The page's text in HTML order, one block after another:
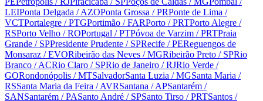
LEIPonta Delgada / AZOPonta Grossa / PRPonte de Lima /
VCTPortalegre / PTGPortimão / FARPorto / PRTPorto Alegre /
RSPorto Velho / ROPortugal / PTPóvoa de Varzim / PRTPraia
Grande / SPPresidente Prudente / SPRecife / PEReguengos de
Monsaraz / EVORibeirão das Neves / MGRibeirão Preto / SPRio
Branco / ACRio Claro / SPRio de Janeiro / RJRio Verde /
GORondonópolis / MTSalvadorSanta Luzia / MGSanta Maria /
RSSanta Maria da Feira / AVRSantana / APSantarém /
SANSantarém / PASanto André / SPSanto Tirso / PRTSantos /